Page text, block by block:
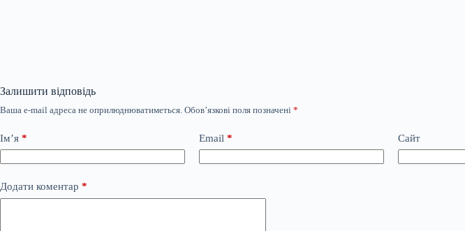
Залишити відповідь
Ваша e-mail адреса не оприлюднюватиметься. Обов’язкові поля позначені *
Ім’я * Email * Сайт
Додати коментар *